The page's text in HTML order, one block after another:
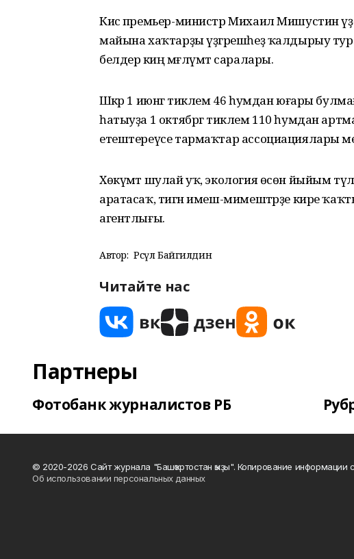
Кисә премьер-министр Михаил Мишустин
майына хаҡтарҙы үҙгәрешһеҙ ҡалдырыу
белдерә киң мәғлүмәт саралары.
Шәкәр 1 июнгә тиклем 46 һумдан юғары
һатыуҙа 1 октябргә тиклем 110 һумдан
етештереүсе тармаҡтар ассоциациялары
Хөкүмәт шулай уҡ, экология өсөн йыйым
аратасаҡ, тигән имеш-мимештәрҙе кире
агентлығы.
Автор: Рәсүл Байгилдин
Читайте нас
Партнеры
Фотобанк журналистов РБ
© 2020-2026 Сайт журнала "Башҡортостан ҡыҙы". Копирование
Об использовании персональных данных